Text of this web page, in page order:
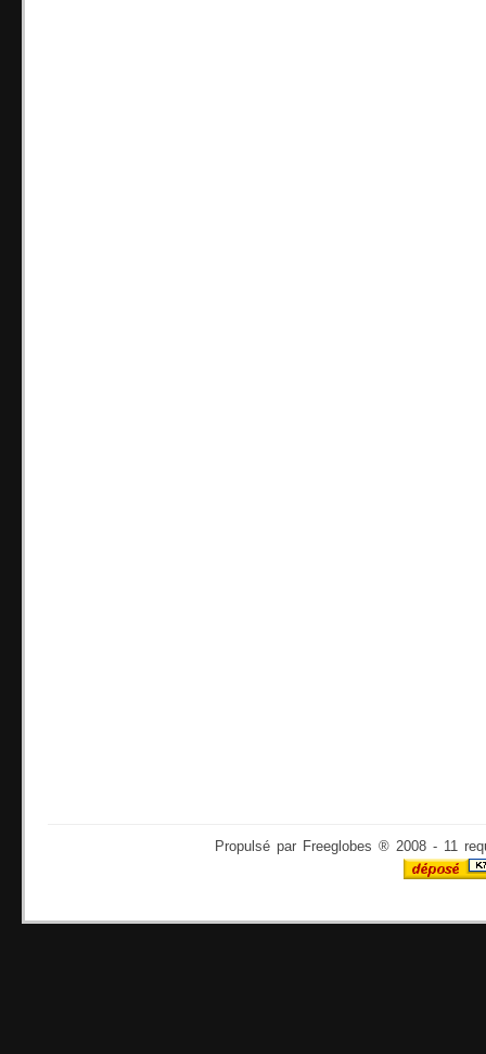
Propulsé par Freeglobes ® 2008 - 11